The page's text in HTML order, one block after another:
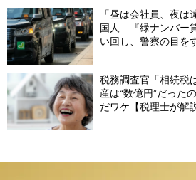
「昼は会社員、夜
国人…『緑ナンバー
い回し、警察の目を
税務調査官「相続税
産は“数億円”だった
だワケ【税理士が解